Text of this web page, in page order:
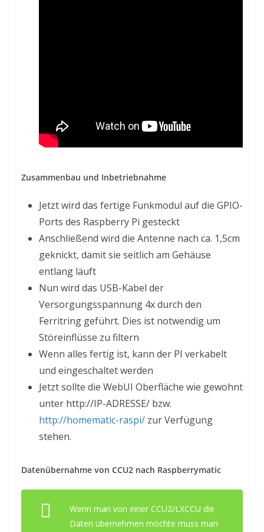
Zusammenbau und Inbetriebnahme
Jetzt wird das fertige Funkmodul auf die GPIO-
Ports des Raspberry Pi gesteckt
Anschließend wird die Antenne nach ca. 1,5cm
geknickt, damit sie seitlich am Gehäuse
entlang läuft
Nun wird das USB-Kabel der
Versorgungsspannung 4x durch den
Ferritring geführt. Dies ist notwendig um
Störeinflüsse zu filtern
Wenn alles fertig ist, kann der PI verkabelt
und eingeschaltet werden
Jetzt sollte die WebUI Oberfläche wie gewohnt
unter http://IP-ADRESSE/ bzw.
http://homematic-raspi/ zur Verfügung
stehen.
Datenübernahme von CCU2 nach Raspberrymatic
Wenn man von einer CCU2/LXCCU die
Daten übernehmen möchte muss man